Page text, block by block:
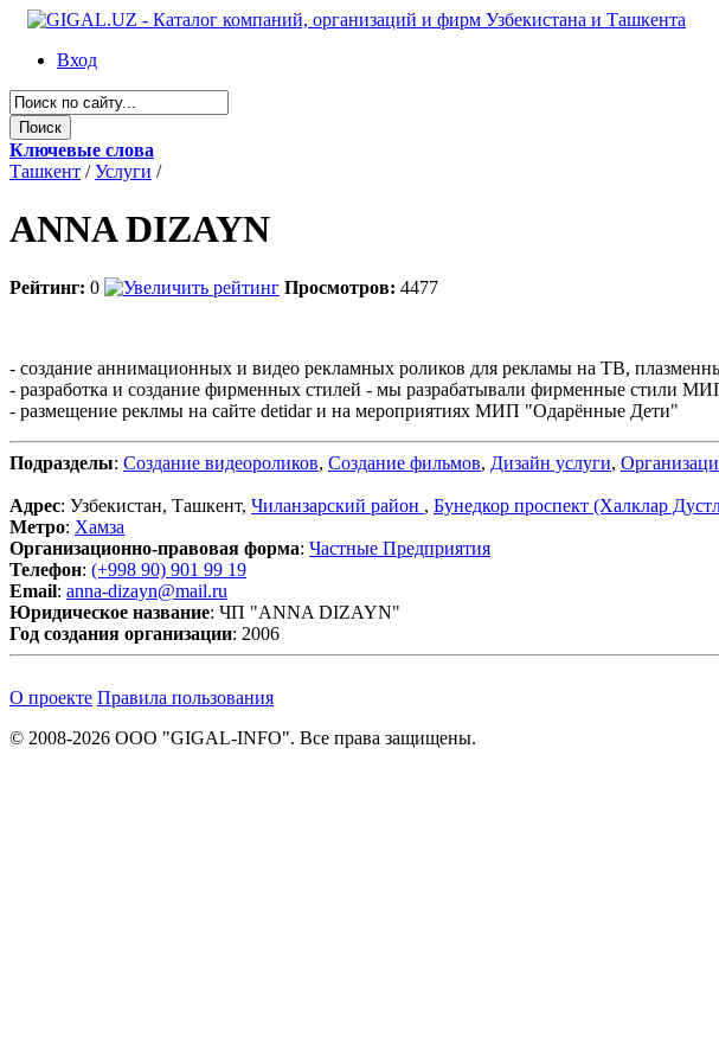
Вход
Ключевые слова
Ташкент / Услуги /
ANNA DIZAYN
Рейтинг: 0 Просмотров: 4477
- создание аннимационных и видео рекламных роликов для рекламы на ТВ,
- разработка и создание фирменных стилей - мы разрабатывали фирменные стили
- размещение реклмы на сайте detidar и на мероприятиях МИП "Одарённые Дети"
Подразделы: Создание видеороликов, Создание фильмов, Дизайн услуги,
Адрес: Узбекистан, Ташкент, Чиланзарский район , Бунедкор проспект (Халклар
Метро: Хамза
Организационно-правовая форма: Частные Предприятия
Телефон: (+998 90) 901 99 19
Email: anna-dizayn@mail.ru
Юридическое название: ЧП "ANNA DIZAYN"
Год создания организации: 2006
О проекте Правила пользования
© 2008-2026 ООО "GIGAL-INFO". Все права защищены.